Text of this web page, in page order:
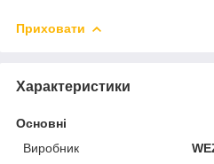
Приховати
Характеристики
Основні
Виробник